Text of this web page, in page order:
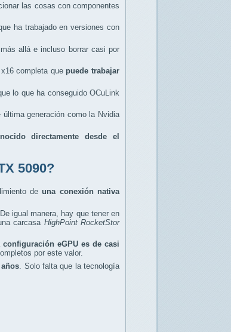
las cosas con componentes
ha trabajado en versiones con
allá e incluso borrar casi por
completa que puede trabajar
lo que ha conseguido OCuLink
generación como la Nvidia
directamente desde el
5090?
deuna conexión nativa
igual manera, hay que tener en
carcasa HighPoint RocketStor
configuración eGPU es de casi
por este valor.
. Solo falta que la tecnología